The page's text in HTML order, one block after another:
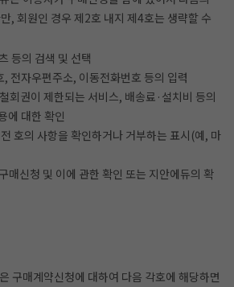
, 회원인 경우 제2호 내지 제4호는 생략할 수
등의 검색 및 선택
전자우편주소, 이동전화번호 등의 입력
회권이 제한되는 서비스, 배송료·설치비 등의
에 대한 확인
호의 사항을 확인하거나 거부하는 표시(예, 마
매신청 및 이에 관한 확인 또는 지안에듀의 확
구매계약신청에 대하여 다음 각호에 해당하면